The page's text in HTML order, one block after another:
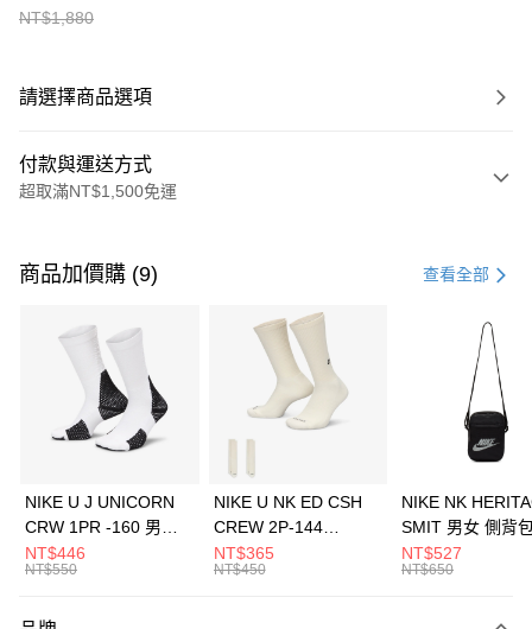
NT$1,880
請選擇商品選項
付款與運送方式
超取滿NT$1,500免運
信用卡一次付款
3 期 0 利率 每期 21家銀行
合作金庫商業銀行
第一商業銀行
華南商業銀行
彰化商業銀行
上海商業儲蓄銀行
元大商業銀行
Apple Pay
全盈+PAY
AFTEE先享後付
商品加價購 (9) 查看全部
NIKE U J UNICORN
CRW 1PR -160 男女
中統襪 FZ3393100
NT$446
NT$550
NIKE U NK ED CSH
CREW 2P-144
EMBRDY 男女 短統襪
FZ3073133
NT$365
NT$450
NIKE NK
SMIT 男女 側背
BA5871010
NT$527
NT$650